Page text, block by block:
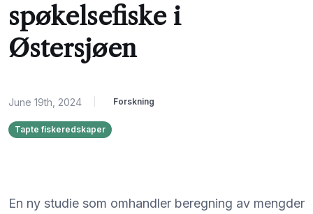
spøkelsefiske i
Østersjøen
June 19th, 2024 Forskning
Tapte fiskeredskaper
En ny studie som omhandler beregning av mengder